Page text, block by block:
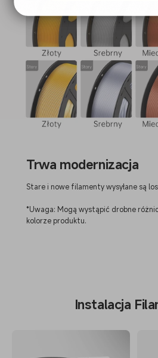
Trwa modernizacja
Stare i nowe filamenty wysyłane są
*Uwaga: Mogą wystąpić drobne
kolorze produktu.
Instalacja